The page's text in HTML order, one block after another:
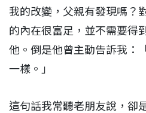
我的改變，父親有發現嗎？
的內在很富足，並不需要得
他。倒是他曾主動告訴我：
一樣。」
這句話我常聽老朋友說，卻